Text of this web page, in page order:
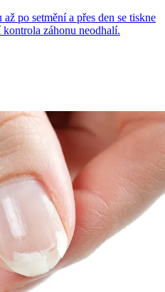
po setmění a přes den se tiskne
záhonu neodhalí.